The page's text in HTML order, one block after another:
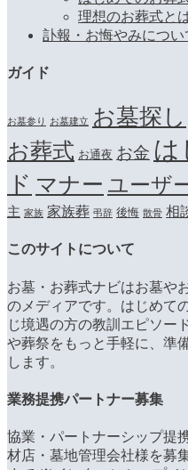
理想のお葬式と
訃報・お悔やみについ
ガイド
お墓参り お墓建立 お墓探し
お葬式 お通夜 お金 は
ド マナー ユーザ
主 家族 家族葬 弔辞 後悔 散骨 相
このサイトについて
お墓・お葬式ナビはお墓や
のメディアです。はじめて
じ境遇の方の教訓エピソー
や葬祭をもっと手軽に、準
します。
業務提携パートナー募集
協業・パートナーシップ提
材店・墓地管理会社様を募